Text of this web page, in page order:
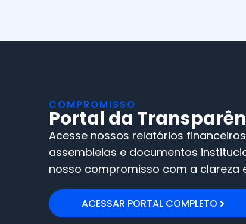
COMPROMISSO
Portal da
Acesse nossos relatórios
assembleias e documentos
nosso compromisso com a clareza
ACESSAR PORTAL COMPLETO